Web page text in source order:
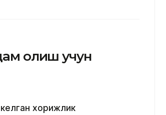
олиш учун
хорижлик